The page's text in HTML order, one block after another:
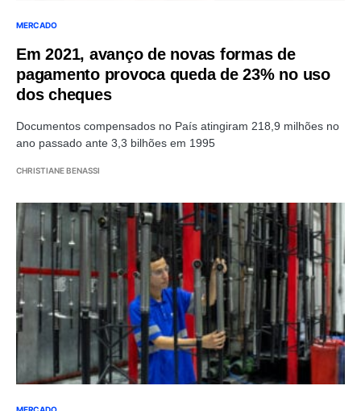
MERCADO
Em 2021, avanço de novas formas de
pagamento provoca queda de 23% no uso
dos cheques
Documentos compensados no País atingiram 218,9 milhões no
ano passado ante 3,3 bilhões em 1995
CHRISTIANE BENASSI
MERCADO